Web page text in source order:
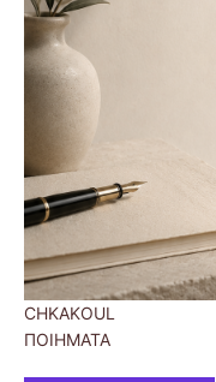
CHKAKOUL
ΠΟΙΗΜΑΤΑ